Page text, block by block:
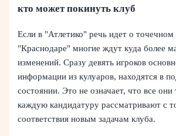
кто может покинуть клуб
Если в "Атлетико" речь идет о точечном
"Краснодаре" многие ждут куда более
изменений. Сразу девять игроков
информации из кулуаров, находятся в
состоянии. Это не означает, что все
каждую кандидатуру рассматривают с
соответствия новым задачам клуба.